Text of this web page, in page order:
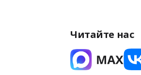
Читайте нас